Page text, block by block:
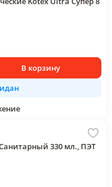
В корзину
330 мл., ПЭТ